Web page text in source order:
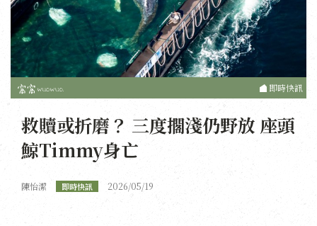
即時快訊
救贖或折磨？ 三度擱淺仍野放 座頭
鯨Timmy身亡
陳怡潔 即時快訊 2026/05/19